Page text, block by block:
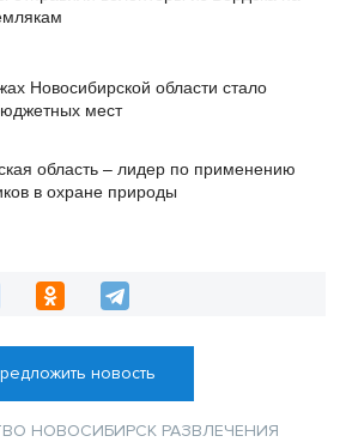
Новосибирской области стало
мест
область – лидер по применению
в охране природы
новость
НОВОСИБИРСК РАЗВЛЕЧЕНИЯ